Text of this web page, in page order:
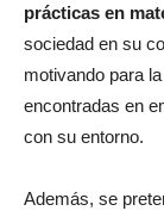
prácticas en
sociedad en su
motivando para
encontradas en
con su entorno.
Además, se